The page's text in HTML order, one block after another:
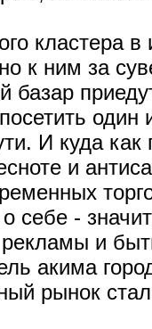
кластера
к ним за
базар
один
И куда как
и
себе -
и
акима
рынок